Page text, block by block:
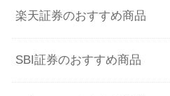
楽天証券のおすすめ商品
SBI証券のおすすめ商品